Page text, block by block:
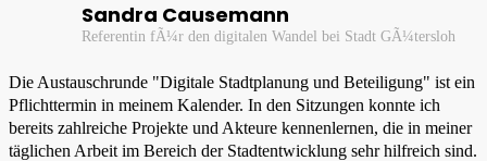
Sandra Causemann
Referentin fÃ¼r den digitalen Wandel bei Stadt GÃ¼tersloh
Die Austauschrunde "Digitale Stadtplanung und Beteiligung" ist ein
Pflichttermin in meinem Kalender. In den Sitzungen konnte ich
bereits zahlreiche Projekte und Akteure kennenlernen, die in meiner
täglichen Arbeit im Bereich der Stadtentwicklung sehr hilfreich sind.